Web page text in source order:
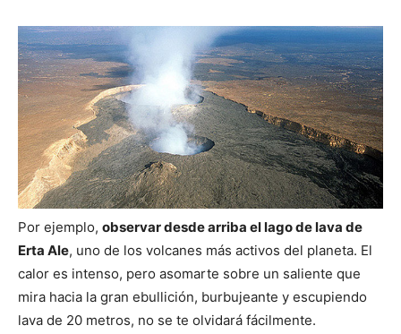
Por ejemplo, observar desde arriba el lago de lava de
Erta Ale, uno de los volcanes más activos del planeta. El
calor es intenso, pero asomarte sobre un saliente que
mira hacia la gran ebullición, burbujeante y escupiendo
lava de 20 metros, no se te olvidará fácilmente.